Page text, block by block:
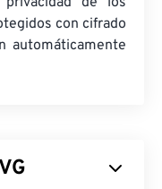
con cifrado
automáticamente